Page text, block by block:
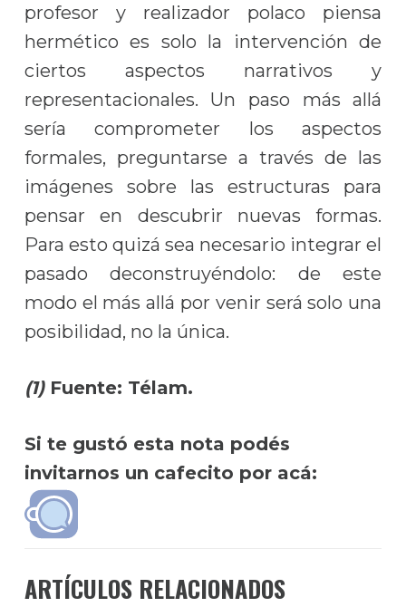
profesor y realizador polaco piensa
hermético es solo la intervención de
ciertos aspectos narrativos y
representacionales. Un paso más allá
sería comprometer los aspectos
formales, preguntarse a través de las
imágenes sobre las estructuras para
pensar en descubrir nuevas formas.
Para esto quizá sea necesario integrar el
pasado deconstruyéndolo: de este
modo el más allá por venir será solo una
posibilidad, no la única.
(1) Fuente: Télam.
Si te gustó esta nota podés
invitarnos un cafecito por acá:
ARTÍCULOS RELACIONADOS